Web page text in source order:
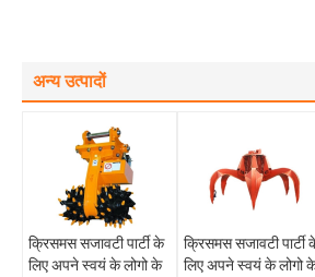
अन्य उत्पादों
क्रिसमस सजावटी पार्टी के
लिए अपने स्वयं के लोगो के
क्रिसमस सजावटी पार्टी
लिए अपने स्वयं के लोगो